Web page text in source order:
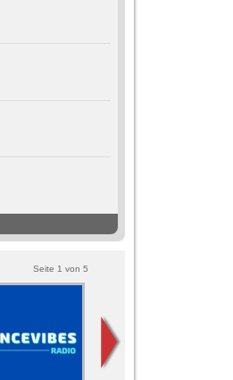
Seite 1 von 5